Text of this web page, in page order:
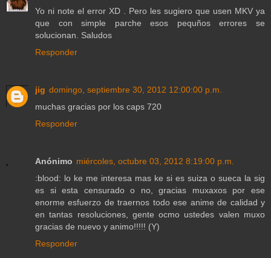
Yo ni note el error XD . Pero les sugiero que usen MKV ya
que con simple parche esos pequños errores se
solucionan. Saludos
Responder
jig domingo, septiembre 30, 2012 12:00:00 p.m.
muchas gracias por los caps 720
Responder
Anónimo miércoles, octubre 03, 2012 8:19:00 p.m.
:blood: lo ke me interesa mas ke si es suiza o sueca la sig
es si esta censurado o no, gracias muxaxos por ese
enorme esfuerzo de traernos todo ese anime de calidad y
en tantas resoluciones, gente ocmo ustedes valen muxo
gracias de nuevo y animo!!!!! (Y)
Responder